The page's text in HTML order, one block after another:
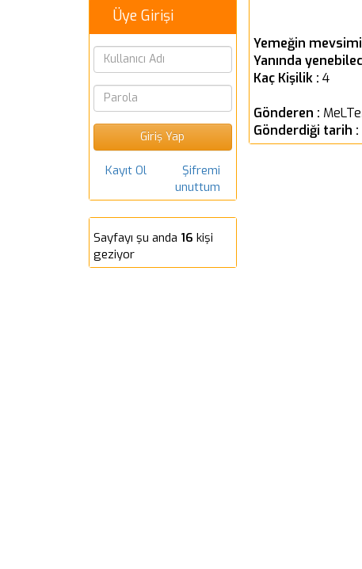
Yemeğin
Yanında
Kaç Kişilik : 4
Gönderen :
Gönderdiği tarih :
Üye Girişi
Kayıt Ol
Şifremi
unuttum
Sayfayı şu anda 16 kişi
geziyor